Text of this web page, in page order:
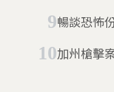
暢談恐怖份子 教宗：不要
加州槍擊